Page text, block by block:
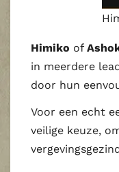
Himiko of
in meerdere
door hun
Voor een echt
veilige keuze,